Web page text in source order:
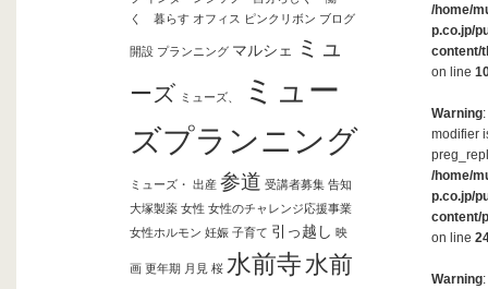
く 暮らす オフィス ピンクリボン ブログ
開設 プランニング マルシェ
ミュ
ーズ ミューズ、
ミュー
ズプランニング
ミューズ・ 出産 参道 受講者募集 告知
大塚製薬 女性 女性のチャレンジ応援事業
女性ホルモン 妊娠 子育て 引っ越し 映
画 更年期 月見 桜 水前寺水前
/home/
p.co.jp/
content/
on line
Warning
modifier
/home/
p.co.jp/
content/
on line
Warning